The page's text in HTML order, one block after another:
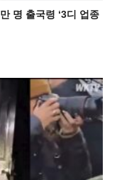
명 출국령 ‘3디 업종